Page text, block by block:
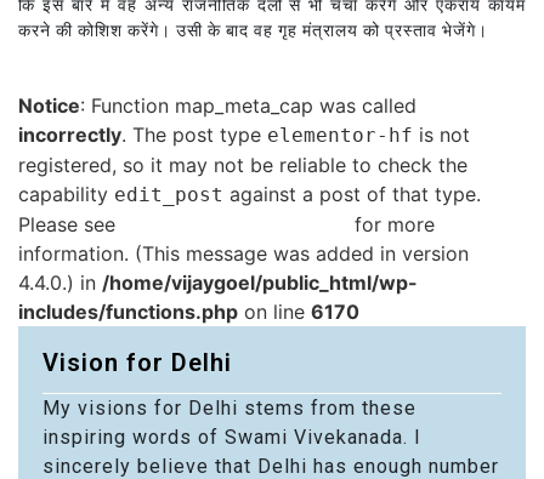
कि इस बारे में वह अन्य राजनीतिक दलों से भी चर्चा करेंगे और एकराय कायम
करने की कोशिश करेंगे। उसी के बाद वह गृह मंत्रालय को प्रस्ताव भेजेंगे।
Notice: Function map_meta_cap was called
incorrectly. The post type elementor-hf is not
registered, so it may not be reliable to check the
capability edit_post against a post of that type.
Please see
for more
information. (This message was added in version
4.4.0.) in /home/vijaygoel/public_html/wp-
includes/functions.php on line 6170
Vision for Delhi
My visions for Delhi stems from these
inspiring words of Swami Vivekanada. I
sincerely believe that Delhi has enough number